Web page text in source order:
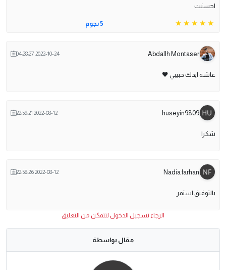
احسنت
5 نجوم
Abdallh Montaser
2022-10-24 04:28:27
عاشه ايدك حبيبي 🖤
huseyin9809
2022-08-12 22:59:21
شكرا
Nadia farhan
2022-08-12 22:58:26
بالتوفيق استمر
الرجاء تسجيل الدخول لتتمكن من التعليق
مقال بواسطة